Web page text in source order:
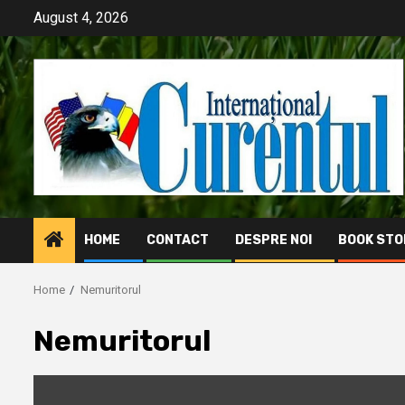
content
August 4, 2026
HOME CONTACT DESPRE NOI BOOK
Home Nemuritorul
Nemuritorul